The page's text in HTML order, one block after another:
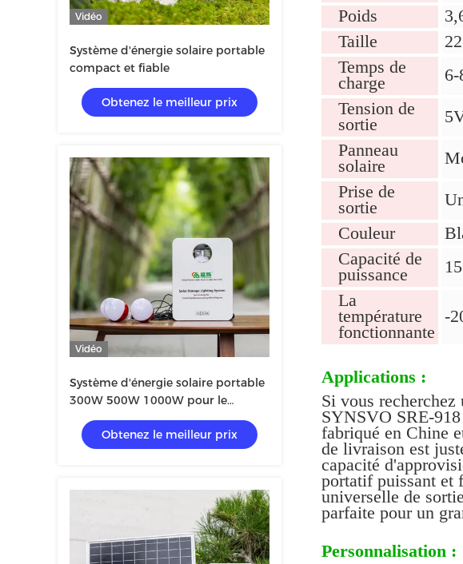
Vidéo
Système d'énergie solaire portable
compact et fiable
Obtenez le meilleur prix
Vidéo
Système d'énergie solaire portable
300W 500W 1000W pour le
camping
Obtenez le meilleur prix
Poids
Taille
Temps de
charge
6-
Tension de
sortie
Panneau
solaire
Prise de
sortie
Couleur
Capacité de
puissance
La
température
fonctionnante
-
Applications :
Si vous
SYNSVO SRE-
fabriqué en Chine
de livraison est
capacité
portatif puissant et
universelle de
parfaite pour un
Personnalisation :